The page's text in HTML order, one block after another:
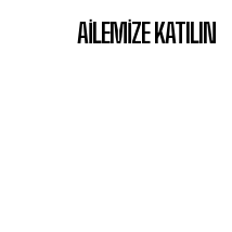
AILEMIZE KATILIN